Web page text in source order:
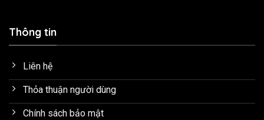
Thông tin
Liên hệ
Thỏa thuận người dùng
Chính sách bảo mật